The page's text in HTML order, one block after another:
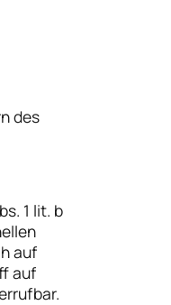
des
1 lit. b
auf
auf